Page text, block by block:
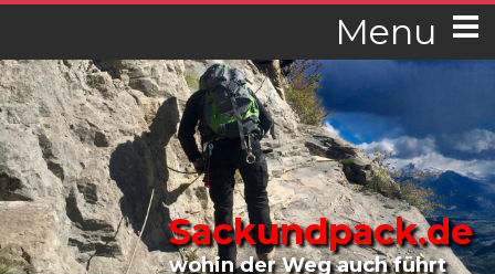
Menu
Sackundpack.de
wohin der Weg auch führt